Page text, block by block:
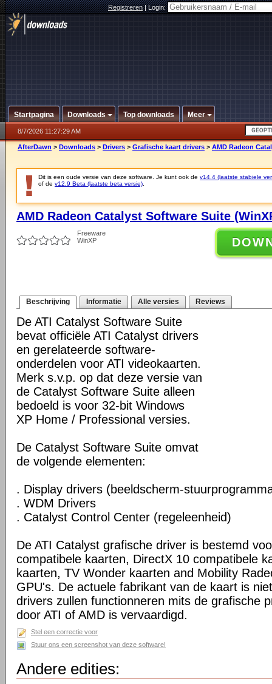
Registreren|Login:
Startpagina Downloads Top downloads Meer
8/7/2026 11:27:29 AM
AfterDawn > Downloads > Drivers > Grafische kaart drivers > AMD Radeon
Dit is een oude versie van deze software. Je kunt ook de v14.4 (laatste stabiele
of de v12.9 Beta (laatste beta versie)
AMD Radeon Catalyst Software Suite
Freeware
WinXP
Beschrijving Informatie Alle versies Reviews
De ATI Catalyst Software Suite
bevat officiële ATI Catalyst drivers
en gerelateerde software-
onderdelen voor ATI videokaarten.
Merk s.v.p. op dat deze versie van
de Catalyst Software Suite alleen
bedoeld is voor 32-bit Windows
XP Home / Professional versies.
De Catalyst Software Suite omvat
de volgende elementen:
. Display drivers (beeldscherm-
. WDM Drivers
. Catalyst Control Center (regeleenheid)
De ATI Catalyst grafische driver is bestemd
compatibele kaarten, DirectX 10 compatibele
kaarten, TV Wonder kaarten and Mobility
GPU's. De actuele fabrikant van de kaart is
drivers zullen functionneren mits de grafische
door ATI of AMD is vervaardigd.
Stel een correctie voor
Stuur ons een screenshot van deze software!
Andere edities: